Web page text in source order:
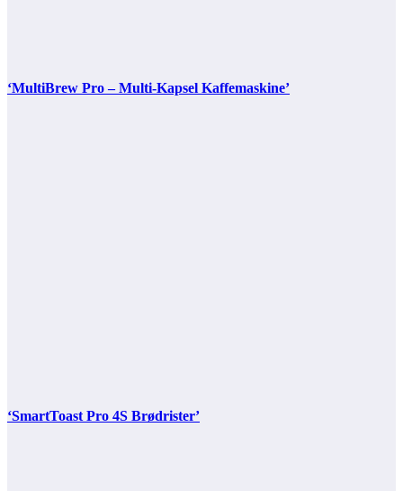
‘MultiBrew Pro – Multi-Kapsel Kaffemaskine’
‘SmartToast Pro 4S Brødrister’